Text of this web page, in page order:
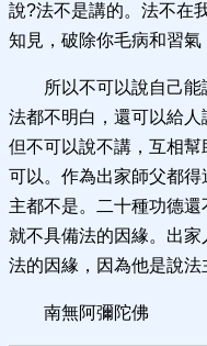
說?法不是講的。法不在
知見，破除你毛病和習氣
所以不可以說自己
法都不明白，還可以給人
但不可以說不講，互相
可以。作為出家師父都
主都不是。二十種功德
就不具備法的因緣。出
法的因緣，因為他是說法
南無阿彌陀佛